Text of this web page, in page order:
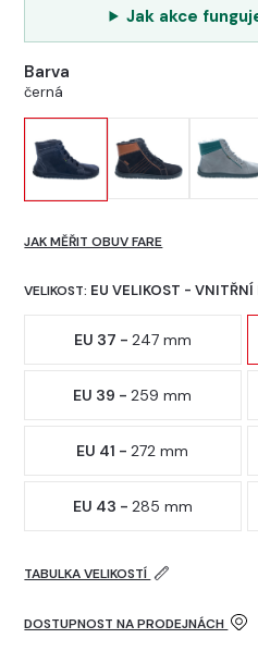
Jak akce
Barva
černá
VELIKOST: EU VELIKOST - VNITŘNÍ
JAK MĚŘIT OBUV FARE
EU 37 - 247 mm
EU 39 -259 mm
EU 41 -272 mm
EU 43 - 285 mm
TABULKA VELIKOSTÍ
DOSTUPNOST NA PRODEJNÁCH